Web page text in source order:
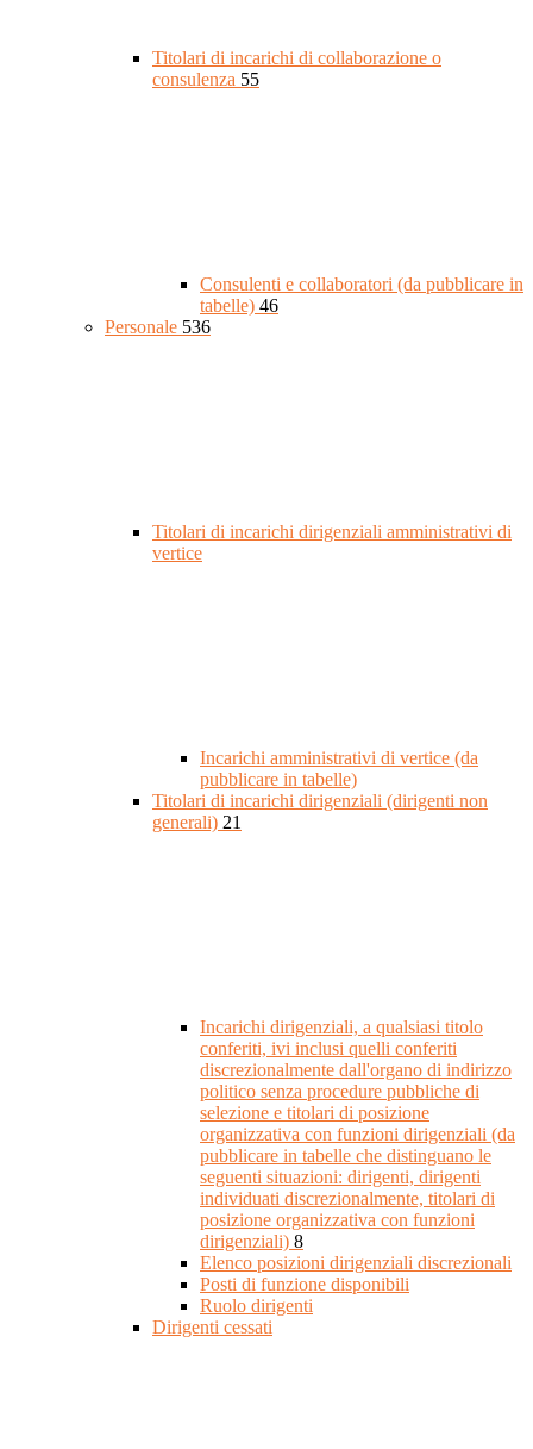
Titolari di incarichi di collaborazione o
consulenza 55
Consulenti e collaboratori (da pubblicare in
tabelle) 46
Personale 536
Titolari di incarichi dirigenziali amministrativi di
vertice
Incarichi amministrativi di vertice (da
pubblicare in tabelle)
Titolari di incarichi dirigenziali (dirigenti non
generali) 21
Incarichi dirigenziali, a qualsiasi titolo
conferiti, ivi inclusi quelli conferiti
discrezionalmente dall'organo di indirizzo
politico senza procedure pubbliche di
selezione e titolari di posizione
organizzativa con funzioni dirigenziali (da
pubblicare in tabelle che distinguano le
seguenti situazioni: dirigenti, dirigenti
individuati discrezionalmente, titolari di
posizione organizzativa con funzioni
dirigenziali) 8
Elenco posizioni dirigenziali discrezionali
Posti di funzione disponibili
Ruolo dirigenti
Dirigenti cessati